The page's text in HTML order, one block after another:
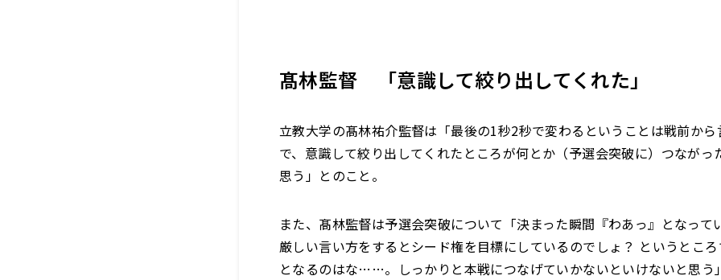
髙林監督 「意識して絞り出してくれた」
立教大学の髙林祐介監督は「最後の1秒2秒で変わるということは戦前か
で、意識して絞り出してくれたところが何とか（予選会突破に）つながっ
思う」とのこと。
また、髙林監督は予選会突破について「決まった瞬間『わあっ』となって
厳しい言い方をするとシード権を目標にしているのでしょ？ というとこ
となるのはな……。しっかりと本戦につなげていかないといけないと思う